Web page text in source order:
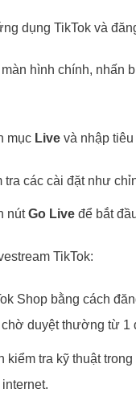
dụng TikTok và
màn hình chính, nhấn
mục Live và nhập
tra các cài đặt như
nútGo Live để bắt
TikTok:
Shop bằng cách
duyệt thường từ 1
kiểm tra kỹ thuật